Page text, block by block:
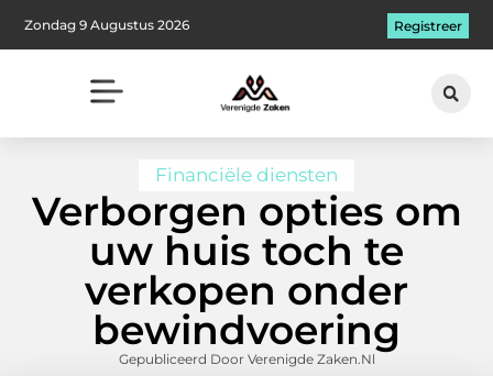
Zondag 9 Augustus 2026 Registreer
Financiële diensten
Verborgen opties om
uw huis toch te
verkopen onder
bewindvoering
Gepubliceerd Door Verenigde Zaken.nl